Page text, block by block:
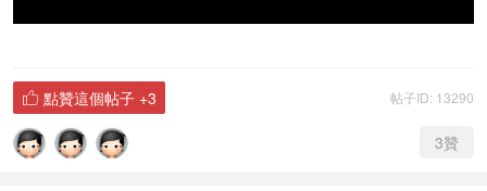
帖子ID: 13290
 點贊這個帖子 +3
3贊